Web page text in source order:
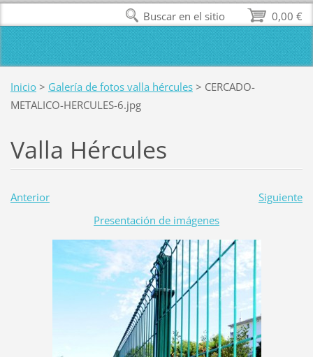
Inicio > Galería de fotos valla hércules > CERCADO-
METALICO-HERCULES-6.jpg
Valla Hércules
Anterior
Siguiente
Presentación de imágenes
0,00 €
Buscar en el sitio